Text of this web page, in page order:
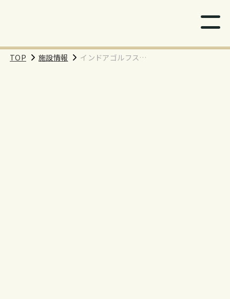
TOP 施設情報
インドアゴルフスク